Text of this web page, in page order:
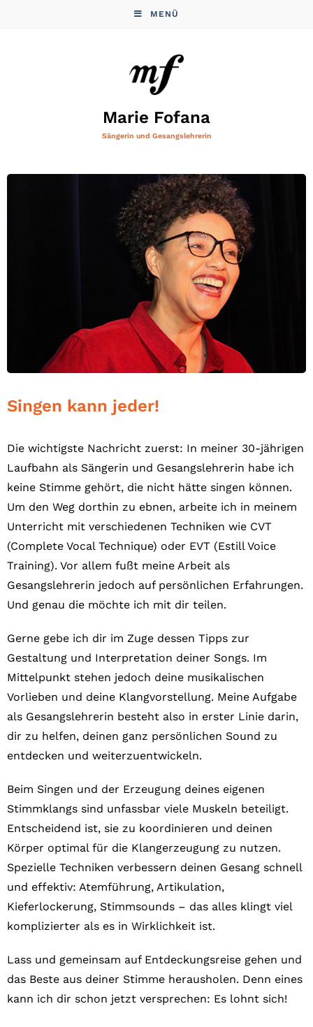
MENÜ
Marie Fofana
Sängerin und Gesangslehrerin
Singen kann jeder!
Die wichtigste Nachricht zuerst: In meiner 30-jährigen
Laufbahn als Sängerin und Gesangslehrerin habe ich
keine Stimme gehört, die nicht hätte singen können.
Um den Weg dorthin zu ebnen, arbeite ich in meinem
Unterricht mit verschiedenen Techniken wie CVT
(Complete Vocal Technique) oder EVT (Estill Voice
Training). Vor allem fußt meine Arbeit als
Gesangslehrerin jedoch auf persönlichen Erfahrungen.
Und genau die möchte ich mit dir teilen.
Gerne gebe ich dir im Zuge dessen Tipps zur
Gestaltung und Interpretation deiner Songs. Im
Mittelpunkt stehen jedoch deine musikalischen
Vorlieben und deine Klangvorstellung. Meine Aufgabe
als Gesangslehrerin besteht also in erster Linie darin,
dir zu helfen, deinen ganz persönlichen Sound zu
entdecken und weiterzuentwickeln.
Beim Singen und der Erzeugung deines eigenen
Stimmklangs sind unfassbar viele Muskeln beteiligt.
Entscheidend ist, sie zu koordinieren und deinen
Körper optimal für die Klangerzeugung zu nutzen.
Spezielle Techniken verbessern deinen Gesang schnell
und effektiv: Atemführung, Artikulation,
Kieferlockerung, Stimmsounds – das alles klingt viel
komplizierter als es in Wirklichkeit ist.
Lass und gemeinsam auf Entdeckungsreise gehen und
das Beste aus deiner Stimme herausholen. Denn eines
kann ich dir schon jetzt versprechen: Es lohnt sich!